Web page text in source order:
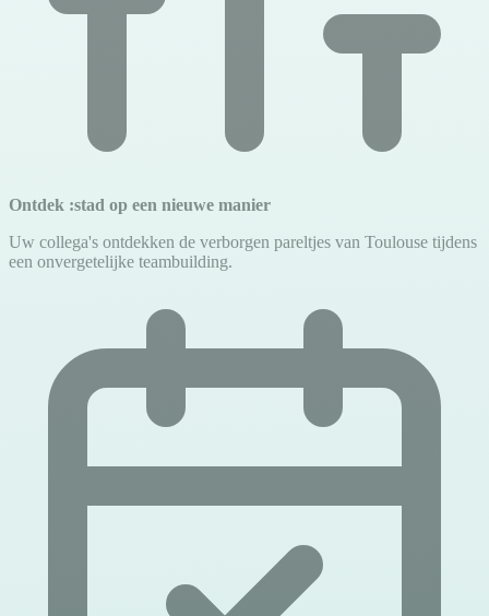
Ontdek :stad op een nieuwe manier
Uw collega's ontdekken de verborgen pareltjes van Toulouse tijdens
een onvergetelijke teambuilding.